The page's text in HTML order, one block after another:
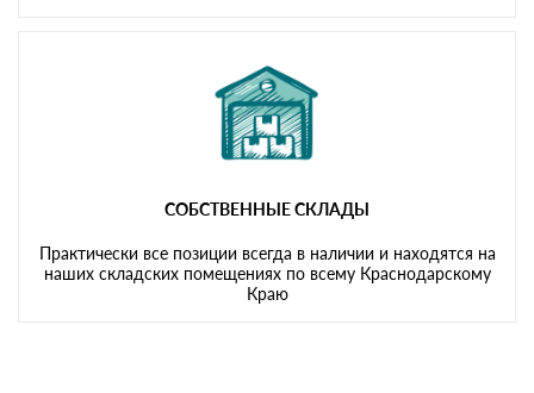
СОБСТВЕННЫЕ СКЛАДЫ
Практически все позиции всегда в наличии и находятся на
наших складских помещениях по всему Краснодарскому
Краю